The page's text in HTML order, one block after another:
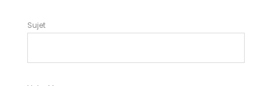
Sujet